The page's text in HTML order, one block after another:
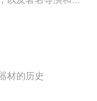
材的历史